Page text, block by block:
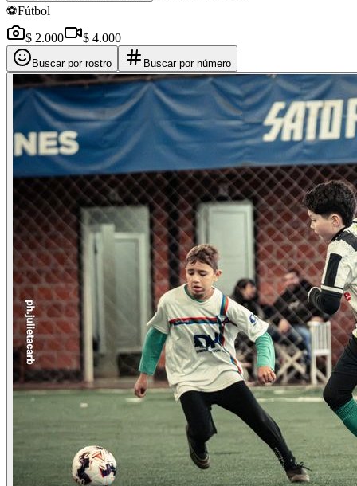
⚽Fútbol
$ 2.000
$ 4.000
Buscar por rostro Buscar por número